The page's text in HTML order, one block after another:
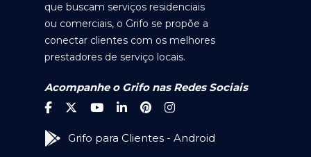
que buscam serviços residenciais
ou comerciais, o Grifo se propõe a
conectar clientes com os melhores
prestadores de serviço locais.
Acompanhe o Grifo nas Redes Sociais
Grifo para Clientes - Android